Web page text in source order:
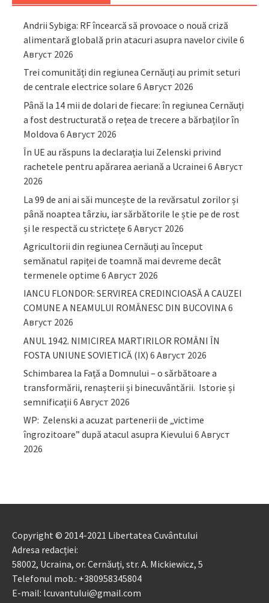
Andrii Sybiga: RF încearcă să provoace o nouă criză
alimentară globală prin atacuri asupra navelor civile 6
Август 2026
Trei comunități din regiunea Cernăuți au primit seturi
de centrale electrice solare 6 Август 2026
Până la 14 mii de dolari de fiecare: în regiunea Cernăuți
a fost destructurată o rețea de trecere a bărbaților în
Moldova 6 Август 2026
În UE au răspuns la declarația lui Zelenski privind
rachetele pentru apărarea aeriană a Ucrainei 6 Август
2026
La 99 de ani ai săi muncește de la revărsatul zorilor și
până noaptea târziu, iar sărbătorile le știe pe de rost
și le respectă cu strictețe 6 Август 2026
Agricultorii din regiunea Cernăuți au început
semănatul rapiței de toamnă mai devreme decât
termenele optime 6 Август 2026
IANCU FLONDOR: SERVIREA CREDINCIOASĂ A CAUZEI
COMUNE A NEAMULUI ROMÂNESC DIN BUCOVINA6
Август 2026
ANUL 1942. NIMICIREA MARTIRILOR ROMÂNI ÎN
FOSTA UNIUNE SOVIETICĂ (IX) 6 Август 2026
Schimbarea la Față a Domnului – o sărbătoare a
transformării, renașterii și binecuvântării. Istorie și
semnificații 6 Август 2026
WP: Zelenski a acuzat partenerii de „victime
îngrozitoare” după atacul asupra Kievului 6 Август
2026
Copyright © 2014-2021 Libertatea Cuvântului
Adresa redacției:
58002, Ucraina, or. Cernăuți, str. A. Mickiewicz, 5
Telefonul mob.: +380958345804
E-mail: lcuvantului@gmail.com